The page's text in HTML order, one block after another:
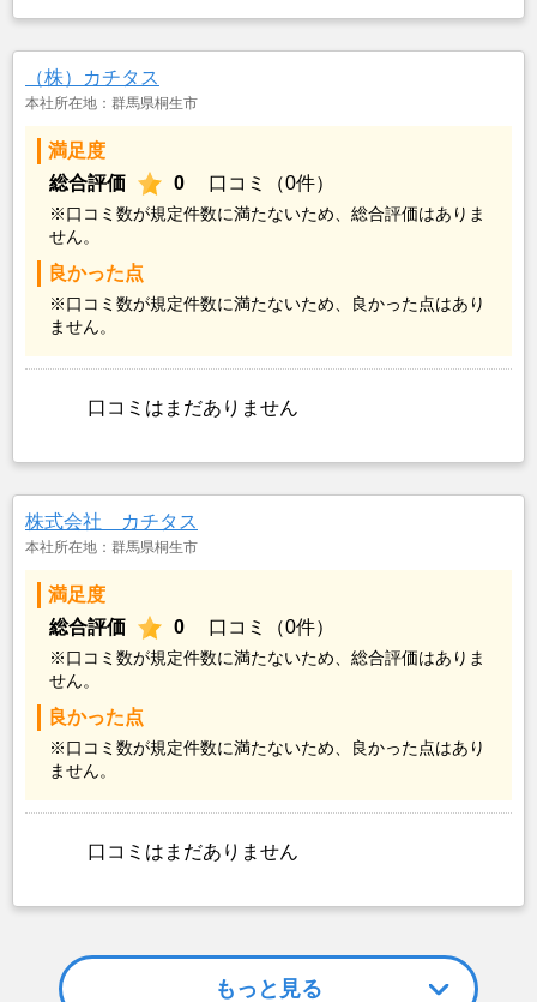
も空き家の状態で不動産を残しておけないと考えて売却
を決めた。
（株）カチタス
本社所在地：群馬県桐生市
満足度
総合評価
0 口コミ（0件）
※口コミ数が規定件数に満たないため、総合評価はありま
せん。
良かった点
※口コミ数が規定件数に満たないため、良かった点はあり
ません。
口コミはまだありません
株式会社 カチタス
本社所在地：群馬県桐生市
満足度
総合評価
0 口コミ（0件）
※口コミ数が規定件数に満たないため、総合評価はありま
せん。
良かった点
※口コミ数が規定件数に満たないため、良かった点はあり
ません。
口コミはまだありません
もっと見る